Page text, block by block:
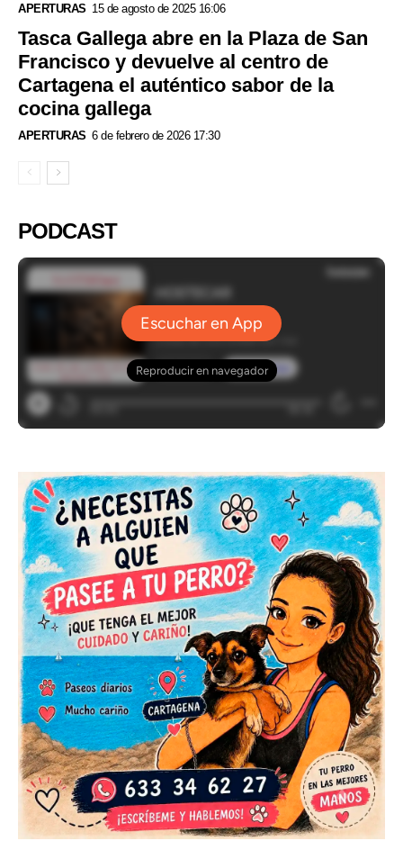
APERTURAS 15 de agosto de 2025 16:06
Tasca Gallega abre en la Plaza de San
Francisco y devuelve al centro de
Cartagena el auténtico sabor de la
cocina gallega
APERTURAS 6 de febrero de 2026 17:30
PODCAST